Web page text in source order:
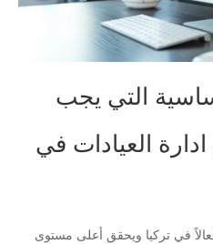
التي يجب
العيادات في
في تركيا ويحقق أعلى مستوى